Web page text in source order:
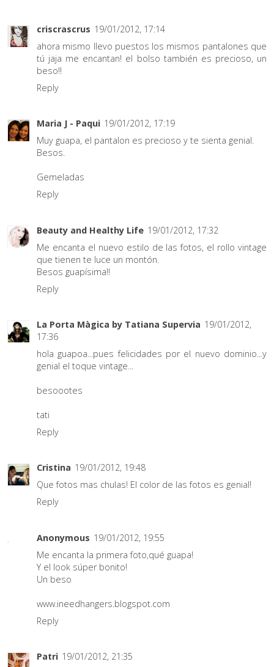
criscrascrus 19/01/2012, 17:14
ahora mismo llevo puestos los mismos pantalones que
tú jaja me encantan! el bolso también es precioso, un
beso!!
Reply
Maria J - Paqui 19/01/2012, 17:19
Muy guapa, el pantalon es precioso y te sienta genial.
Besos.
Gemeladas
Reply
Beauty and Healthy Life 19/01/2012, 17:32
Me encanta el nuevo estilo de las fotos, el rollo vintage
que tienen te luce un montón.
Besos guapísima!!
Reply
La Porta Màgica by Tatiana Supervia 19/01/2012,
17:36
hola guapoa...pues felicidades por el nuevo dominio...y
genial el toque vintage...
besoootes
tati
Reply
Cristina 19/01/2012, 19:48
Que fotos mas chulas! El color de las fotos es genial!
Reply
Anonymous 19/01/2012, 19:55
Me encanta la primera foto,qué guapa!
Y el look súper bonito!
Un beso
www.ineedhangers.blogspot.com
Reply
Patri 19/01/2012, 21:35